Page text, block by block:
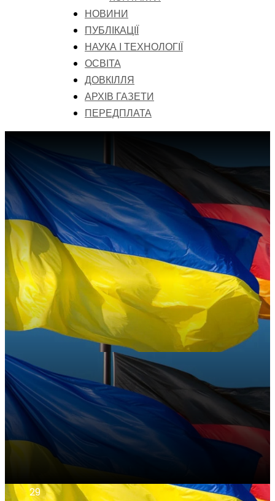
НОВИНИ
ПУБЛІКАЦІЇ
НАУКА І ТЕХНОЛОГІЇ
ОСВІТА
ДОВКІЛЛЯ
АРХІВ ГАЗЕТИ
ПЕРЕДПЛАТА
29